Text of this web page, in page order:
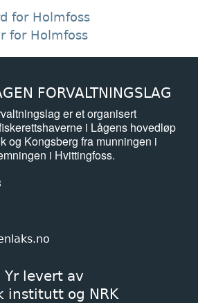
for Holmfoss
for Holmfoss
FORVALTNINGSLAG
er et organisert
i Lågens hovedløp
og Kongsberg fra munningen i
i Hvittingfoss.
levert av
institutt og NRK